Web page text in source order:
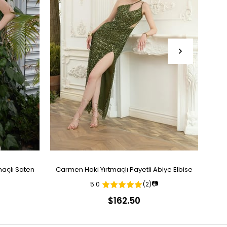
Saten Carmen Haki Yırtmaçlı Payetli Abiye Elbise
5.0 (2)📷
$162.50